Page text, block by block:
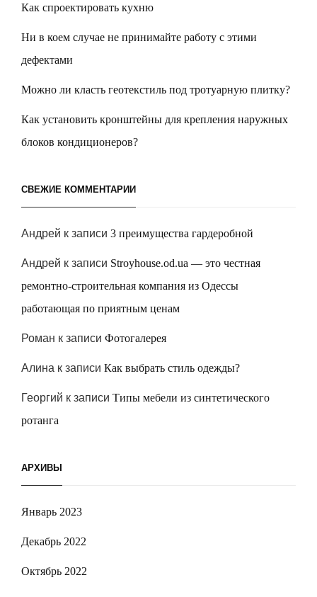
Как спроектировать кухню
Ни в коем случае не принимайте работу с этими
дефектами
Можно ли класть геотекстиль под тротуарную плитку?
Как установить кронштейны для крепления наружных
блоков кондиционеров?
СВЕЖИЕ КОММЕНТАРИИ
Андрей к записи 3 преимущества гардеробной
Андрей к записи Stroyhouse.od.ua — это честная
ремонтно-строительная компания из Одессы
работающая по приятным ценам
Роман к записи Фотогалерея
Алина к записи Как выбрать стиль одежды?
Георгий к записи Типы мебели из синтетического
ротанга
АРХИВЫ
Январь 2023
Декабрь 2022
Октябрь 2022